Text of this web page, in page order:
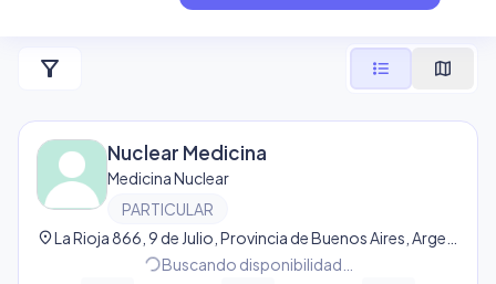
filter_alt format_list_bulleted map
Nuclear Medicina
Medicina Nuclear
PARTICULAR
location_on
progress_activityBuscando disponibilidad…